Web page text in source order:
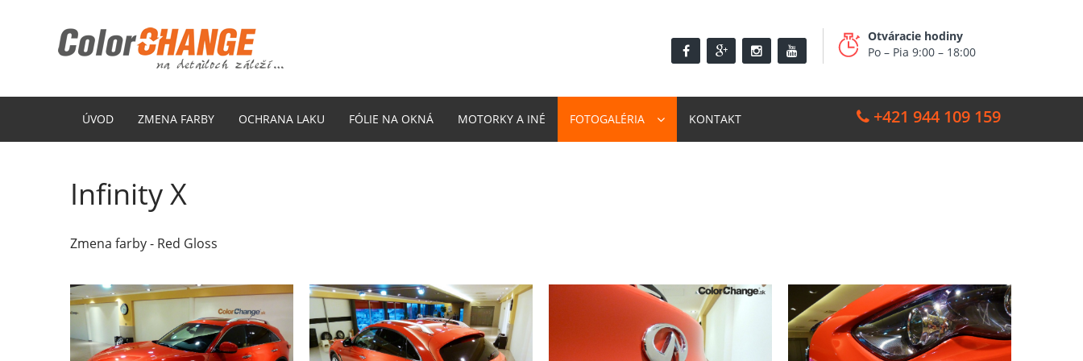
Otváracie hodiny
Po – Pia 9:00 – 18:00
ÚVOD ZMENA FARBY OCHRANA LAKU FÓLIE NA OKNÁ MOTORKY A INÉ FOTOGALÉRIA KONTAKT +421 944 109 159
Infinity X
Zmena farby - Red Gloss